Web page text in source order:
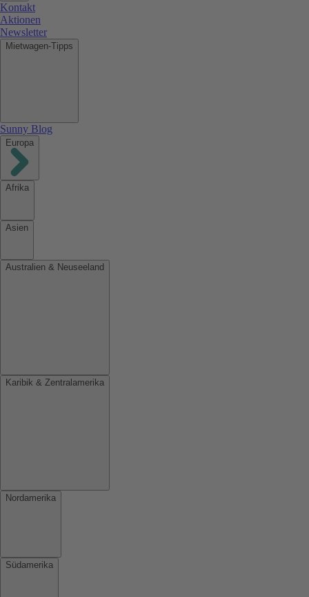
Kontakt
Aktionen
Newsletter
Mietwagen-Tipps
Sunny Blog
Europa
Afrika
Asien
Australien & Neuseeland
Karibik & Zentralamerika
Nordamerika
Südamerika